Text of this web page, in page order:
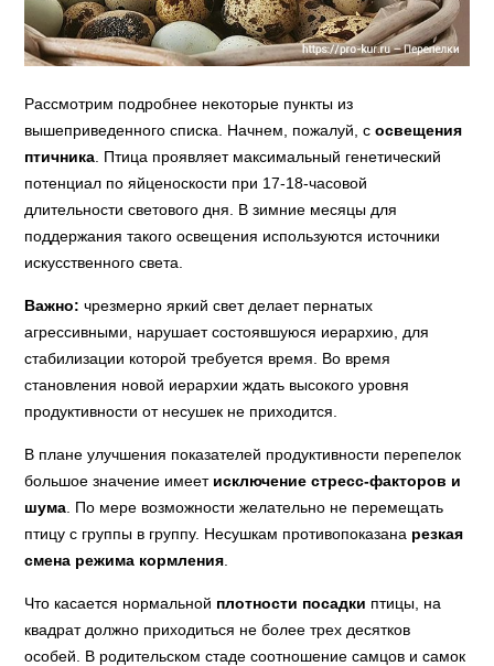
Рассмотрим подробнее некоторые пункты из
вышеприведенного списка. Начнем, пожалуй, сосвещения
птичника . Птица проявляет максимальный генетический
потенциал по яйценоскости при 17-18-часовой
длительности светового дня. В зимние месяцы для
поддержания такого освещения используются источники
искусственного света.
Важно: чрезмерно яркий свет делает пернатых
агрессивными, нарушает состоявшуюся иерархию, для
стабилизации которой требуется время. Во время
становления новой иерархии ждать высокого уровня
продуктивности от несушек не приходится.
В плане улучшения показателей продуктивности перепелок
большое значение имеет исключение стресс-факторов и
шума . По мере возможности желательно не перемещать
птицу с группы в группу. Несушкам противопоказана резкая
смена режима кормления
Что касается нормальной плотности посадки птицы, на
квадрат должно приходиться не более трех десятков
особей. В родительском стаде соотношение самцов и самок